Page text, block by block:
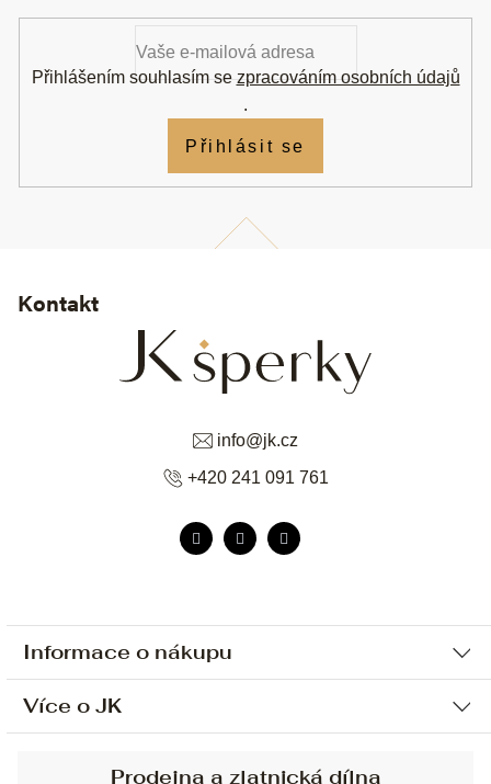
Informace o nákupu
Ochrana osobních údajů
Více o JK
Kontakt
info@jk.cz
+420 241 091 761
Přihlášením souhlasím se zpracováním osobních údajů
.
Přihlásit se
Prodejna a zlatnická dílna